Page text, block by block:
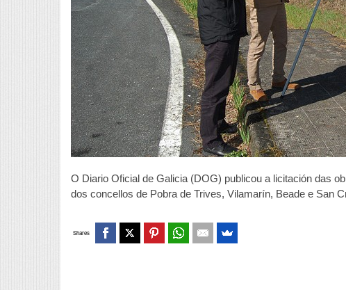
504
en
Cea
O Diario Oficial de Galicia (DOG) publicou a licitación das
dos concellos de Pobra de Trives, Vilamarín, Beade e San
Shares